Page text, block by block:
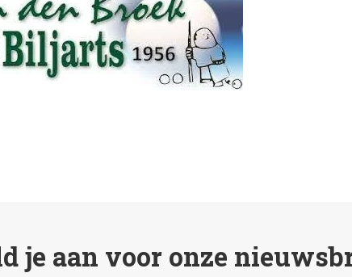
je aan voor onze